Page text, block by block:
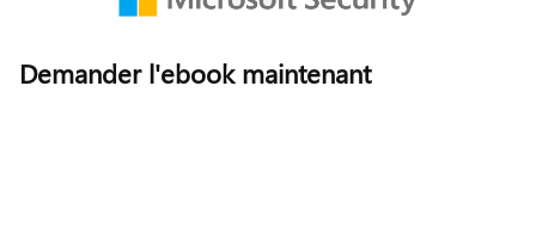
Demander l'ebook maintenant